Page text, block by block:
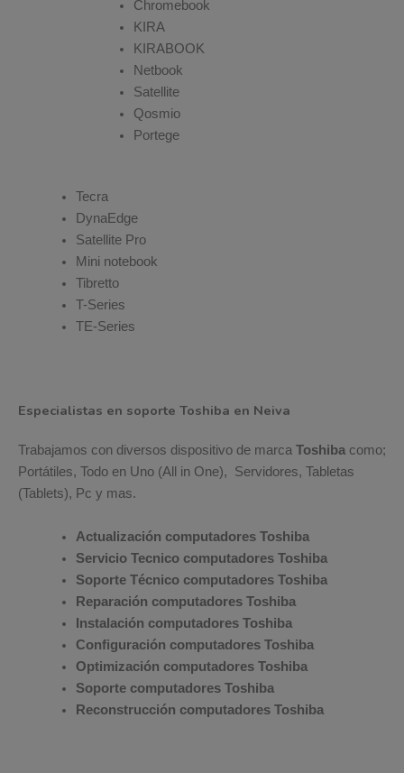
Chromebook
KIRA
KIRABOOK
Netbook
Satellite
Qosmio
Portege
Tecra
DynaEdge
Satellite Pro
Mini notebook
Tibretto
T-Series
TE-Series
Especialistas en soporte Toshiba en Neiva
Trabajamos con diversos dispositivo de marca Toshiba como;
Portátiles, Todo en Uno (All in One), Servidores, Tabletas
(Tablets), Pc y mas.
Actualización computadores Toshiba
Servicio Tecnico computadores Toshiba
Soporte Técnico computadores Toshiba
Reparación computadores Toshiba
Instalación computadores Toshiba
Configuración computadores Toshiba
Optimización computadores Toshiba
Soporte computadores Toshiba
Reconstrucción computadores Toshiba